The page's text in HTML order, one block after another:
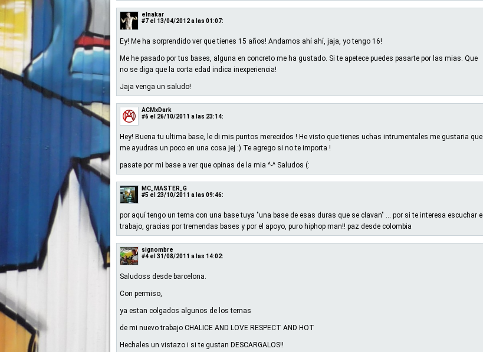
elnakar
#7 el 13/04/2012 a las 01:07:
Ey! Me ha sorprendido ver que tienes 15 años! Andamos ahí ahí, jaja, yo tengo 16!
Me he pasado por tus bases, alguna en concreto me ha gustado. Si te apetece puedes pasarte por las mias. Que
no se diga que la corta edad indica inexperiencia!
Jaja venga un saludo!
ACMxDark
#6 el 26/10/2011 a las 23:14:
Hey! Buena tu ultima base, le di mis puntos merecidos ! He visto que tienes uchas intrumentales me gustaria que
me ayudras un poco en una cosa jej :) Te agrego si no te importa !
pasate por mi base a ver que opinas de la mia ^-^ Saludos (:
MC_MASTER_G
#5 el 23/10/2011 a las 09:46:
por aquí tengo un tema con una base tuya "una base de esas duras que se clavan" ... por si te interesa escuchar el
trabajo, gracias por tremendas bases y por el apoyo, puro hiphop man!! paz desde colombia
signombre
#4 el 31/08/2011 a las 14:02:
Saludoss desde barcelona.
Con permiso,
ya estan colgados algunos de los temas
de mi nuevo trabajo CHALICE AND LOVE RESPECT AND HOT
Hechales un vistazo i si te gustan DESCARGALOS!!